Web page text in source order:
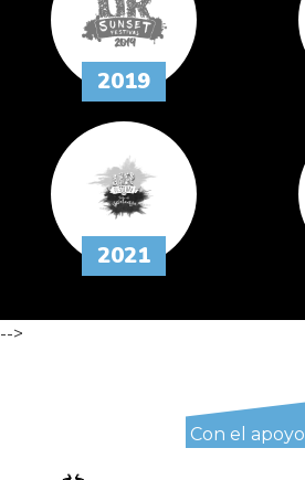
2019
2021
-->
Con el apoyo